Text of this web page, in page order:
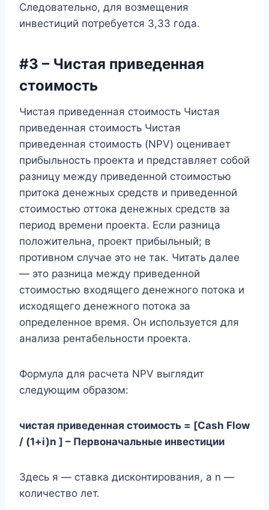
Следовательно, для возмещения
инвестиций потребуется 3,33 года.
#3 – Чистая приведенная
стоимость
Чистая приведенная стоимость Чистая
приведенная стоимость Чистая
приведенная стоимость (NPV) оценивает
прибыльность проекта и представляет собой
разницу между приведенной стоимостью
притока денежных средств и приведенной
стоимостью оттока денежных средств за
период времени проекта. Если разница
положительна, проект прибыльный; в
противном случае это не так. Читать далее
— это разница между приведенной
стоимостью входящего денежного потока и
исходящего денежного потока за
определенное время. Он используется для
анализа рентабельности проекта.
Формула для расчета NPV выглядит
следующим образом:
чистая приведенная стоимость = [Cash Flow
/ (1+i)n ] – Первоначальные инвестиции
Здесь я — ставка дисконтирования, а n —
количество лет.